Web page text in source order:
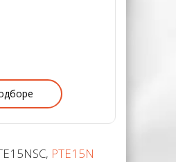
PTE15N